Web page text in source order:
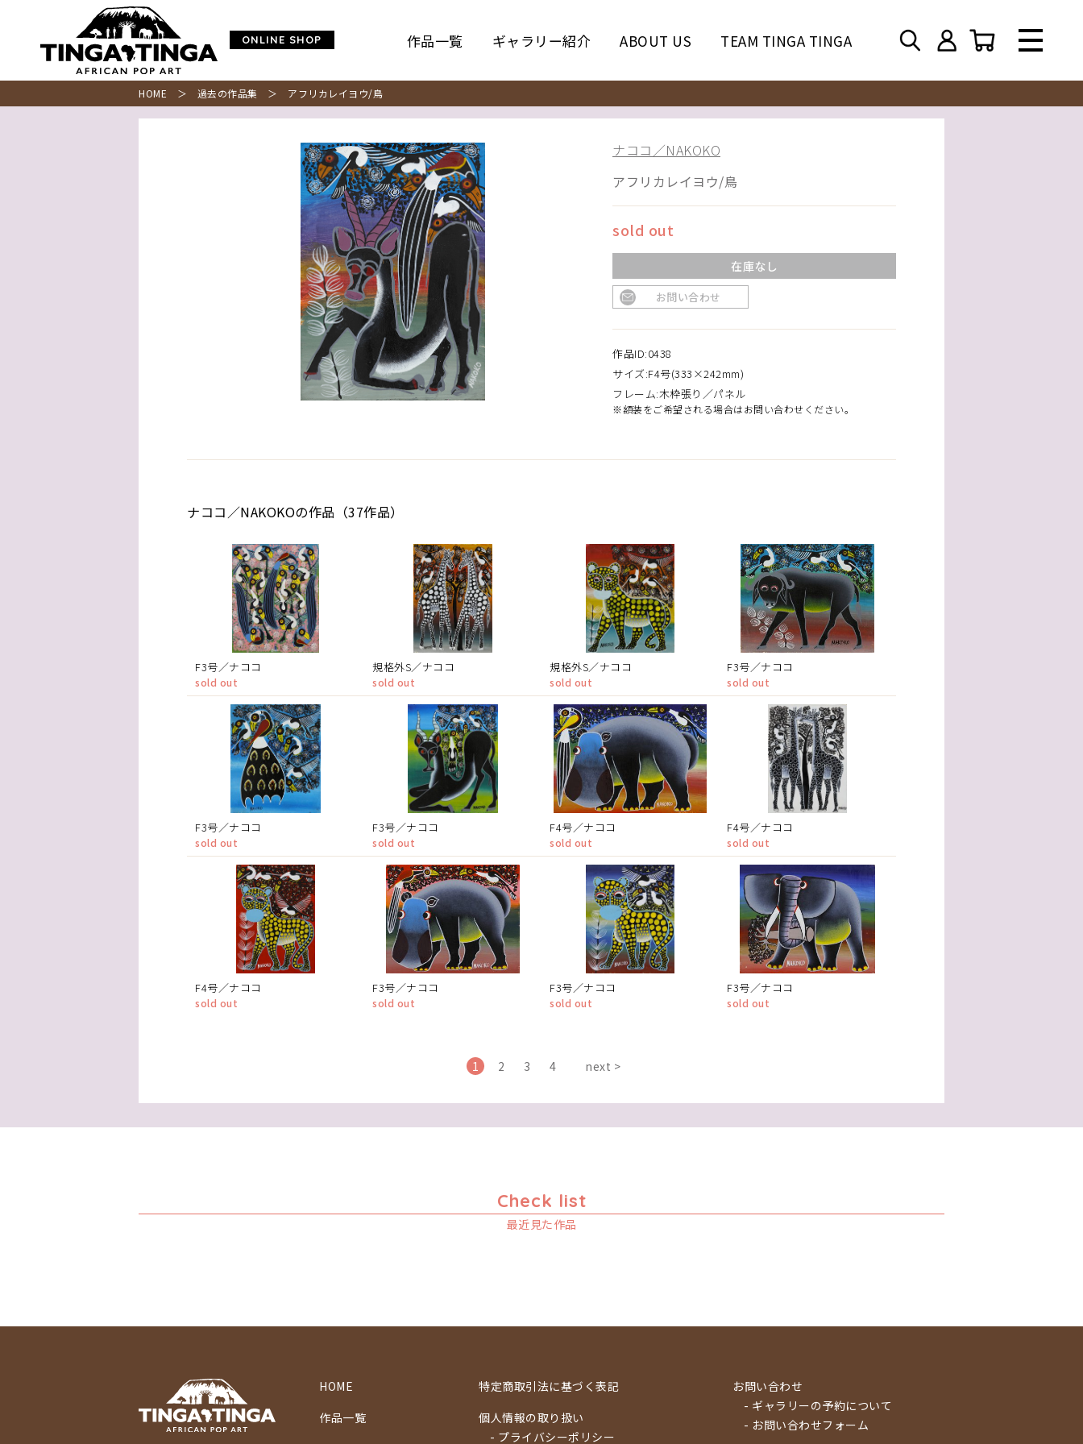
ONLINE SHOP 作品一覧 ギャラリー紹介 ABOUT US TEAM TINGA TINGA
HOME ＞ 過去の作品集 ＞ アフリカレイヨウ/鳥
ナココ／NAKOKO
アフリカレイヨウ/鳥
sold out
在庫なし
お問い合わせ
作品ID:0438
サイズ:F4号(333×242mm)
フレーム:木枠張り／パネル
※額装をご希望される場合はお問い合わせください。
ナココ／NAKOKOの作品（37作品）
F3号／ナココ
sold out
規格外S／ナココ
sold out
規格外S／ナココ
sold out
F3号／ナココ
sold out
F3号／ナココ
sold out
F3号／ナココ
sold out
F4号／ナココ
sold out
F4号／ナココ
sold out
F4号／ナココ
sold out
F3号／ナココ
sold out
F3号／ナココ
sold out
F3号／ナココ
sold out
1 2 3 4 next >
Check list
最近見た作品
HOME
作品一覧
特定商取引法に基づく表記
個人情報の取り扱い
- プライバシーポリシー
お問い合わせ
- ギャラリーの予約について
- お問い合わせフォーム